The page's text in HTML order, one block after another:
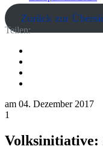
Zurück zur
Teilen:
am 04. Dezember 2017
1
Volksinitiative: